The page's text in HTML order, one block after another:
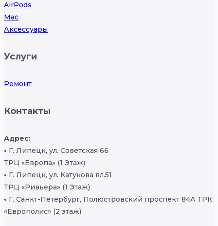
AirPods
Mac
Аксессуары
Услуги
Ремонт
Контакты
Адрес:
• Г. Липецк, ул. Советская 66
ТРЦ «Европа» (1 Этаж)
• Г. Липецк, ул. Катукова вл.51
ТРЦ «Ривьера» (1 Этаж)
• Г. Санкт-Петербург, Полюстровский проспект 84А ТРК
«Европолис» (2 этаж)